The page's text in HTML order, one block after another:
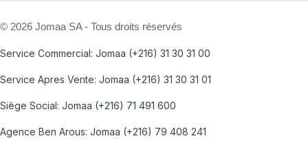
© 2026 Jomaa SA - Tous droits réservés
Service Commercial: Jomaa (+216) 31 30 31 00
Service Apres Vente: Jomaa (+216) 31 30 31 01
Siège Social: Jomaa (+216) 71 491 600
Agence Ben Arous: Jomaa (+216) 79 408 241